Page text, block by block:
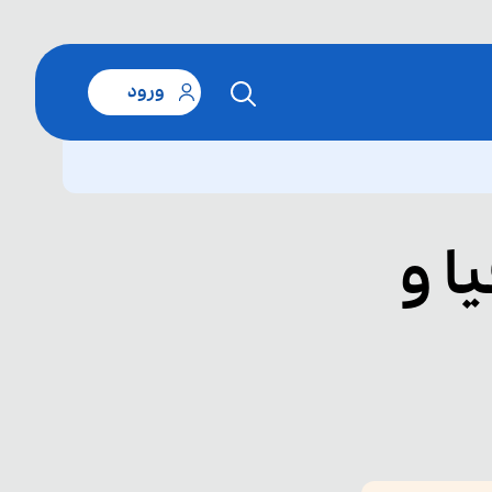
ورود
و